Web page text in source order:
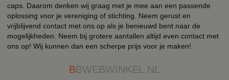
caps. Daarom denken wij graag met je mee aan een passende
oplossing voor je vereniging of stichting. Neem gerust en
vrijblijvend contact met ons op als je benieuwd bent naar de
mogelijkheden. Neem bij grotere aantallen altijd even contact met
ons op! Wij kunnen dan een scherpe prijs voor je maken!
BBWEBWINKEL.NL